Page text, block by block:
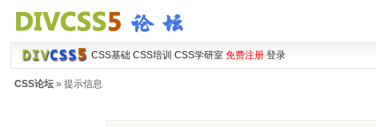
CSS基础 CSS培训 CSS学研室 免费注册 登录
CSS论坛 » 提示信息